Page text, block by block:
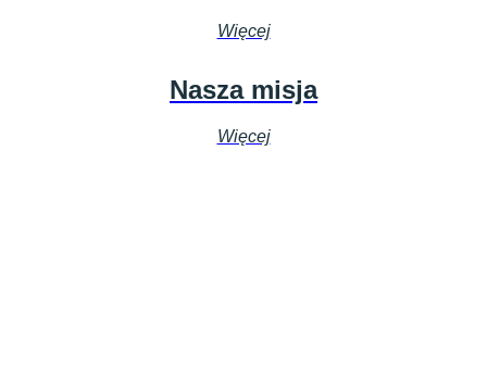
Więcej
Nasza misja
Więcej